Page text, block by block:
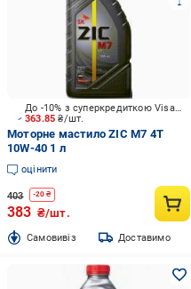
363.85₴/шт.
До -10% з суперкредиткою Visa Вигода
Моторне мастило ZIC M7 4T
10W-40 1 л
оцінити
403 -20 ₴
383 ₴/шт.
Cамовивіз Доставимо